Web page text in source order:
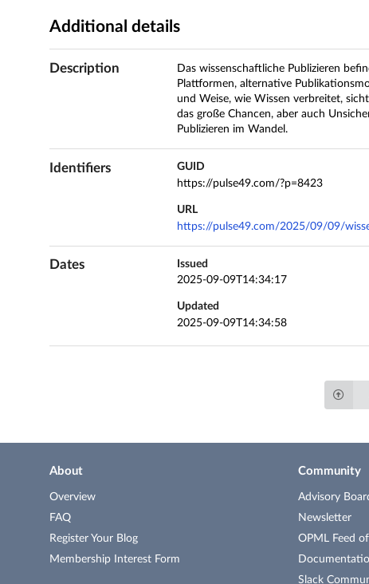
Additional details
Description
Das wissenschaftliche Publizieren
Plattformen, alternative
und Weise, wie Wissen verbreitet,
das große Chancen, aber auch
Publizieren im Wandel.
Identifiers
GUID
https://pulse49.com/?p=8423
URL
https://pulse49.com/2025/09/09/
Dates
Issued
2025-09-09T14:34:17
Updated
2025-09-09T14:34:58
About
Overview
FAQ
Register Your Blog
Membership Interest Form
Community
Advisory
Newsletter
OPML Feed
Slack